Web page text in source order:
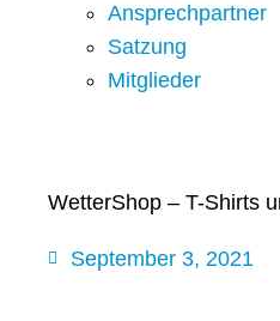
Ansprechpartner
Satzung
Mitglieder
WetterShop – T-Shirts
September 3, 2021